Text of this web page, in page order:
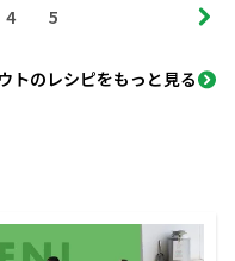
4 5
トのレシピをもっと見る